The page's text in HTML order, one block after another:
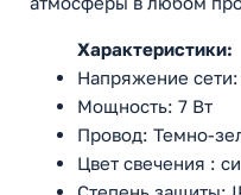
Характеристики:
Напряжение
Мощность: 7 Вт
Провод: Темно-
Цвет свечения :